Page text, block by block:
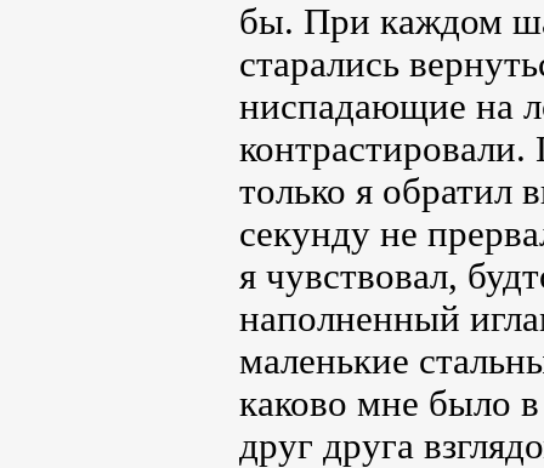
бы. При каждом
старались
ниспадающие на
контрастировали.
только я обратил
секунду не
я чувствовал,
наполненный
маленькие
каково мне было
друг друга